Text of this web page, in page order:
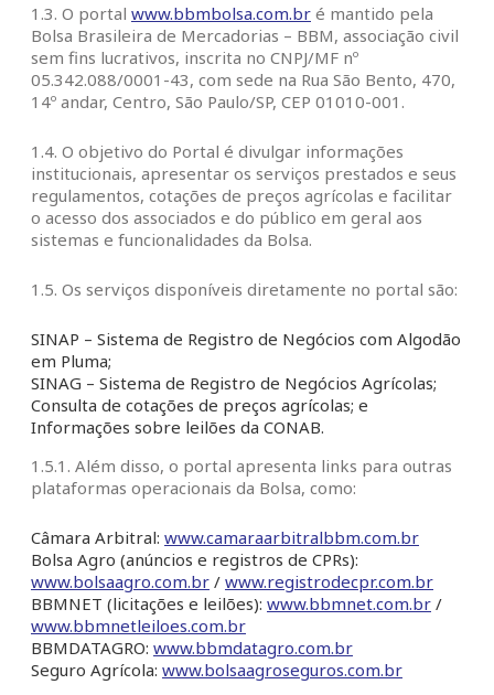
1.3. O portal www.bbmbolsa.com.br é mantido pela
Bolsa Brasileira de Mercadorias – BBM, associação civil
sem fins lucrativos, inscrita no CNPJ/MF nº
05.342.088/0001-43, com sede na Rua São Bento, 470,
14º andar, Centro, São Paulo/SP, CEP 01010-001.
1.4. O objetivo do Portal é divulgar informações
institucionais, apresentar os serviços prestados e seus
regulamentos, cotações de preços agrícolas e facilitar
o acesso dos associados e do público em geral aos
sistemas e funcionalidades da Bolsa.
1.5. Os serviços disponíveis diretamente no portal são:
SINAP – Sistema de Registro de Negócios com Algodão
em Pluma;
SINAG – Sistema de Registro de Negócios Agrícolas;
Consulta de cotações de preços agrícolas; e
Informações sobre leilões da CONAB.
1.5.1. Além disso, o portal apresenta links para outras
plataformas operacionais da Bolsa, como:
Câmara Arbitral: www.camaraarbitralbbm.com.br
Bolsa Agro (anúncios e registros de CPRs):
www.bolsaagro.com.br / www.registrodecpr.com.br
BBMNET (licitações e leilões): www.bbmnet.com.br /
www.bbmnetleiloes.com.br
BBMDATAGRO: www.bbmdatagro.com.br
Seguro Agrícola: www.bolsaagroseguros.com.br